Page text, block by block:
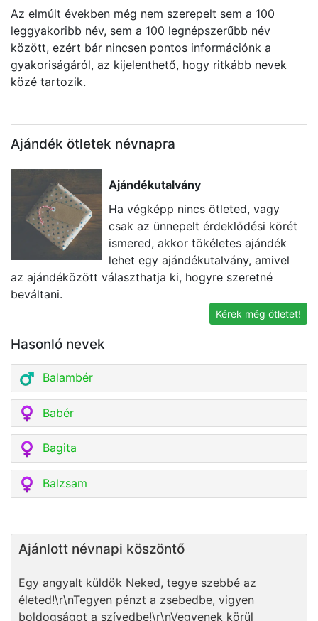
Az elmúlt években még nem szerepelt sem a 100
leggyakoribb név, sem a 100 legnépszerűbb név
között, ezért bár nincsen pontos információnk a
gyakoriságáról, az kijelenthető, hogy ritkább nevek
közé tartozik.
Ajándék ötletek névnapra
Ajándékutalvány
Ha végképp nincs ötleted, vagy
csak az ünnepelt érdeklődési körét
ismered, akkor tökéletes ajándék
lehet egy ajándékutalvány, amivel
az ajándéközött választhatja ki, hogyre szeretné
beváltani.
Kérek még ötletet!
Hasonló nevek
Balambér
Babér
Bagita
Balzsam
Ajánlott névnapi köszöntő
Egy angyalt küldök Neked, tegye szebbé az
életed!\r\nTegyen pénzt a zsebedbe, vigyen
boldogságot a szívedbe!\r\nVegyenek körül